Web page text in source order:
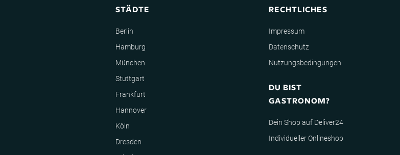
STÄDTE
Berlin
Hamburg
München
Stuttgart
Frankfurt
Hannover
Köln
Dresden
RECHTLICHES
Impressum
Datenschutz
Nutzungsbedingungen
DU BIST
GASTRONOM?
Dein Shop auf Deliver24
Individueller Onlineshop